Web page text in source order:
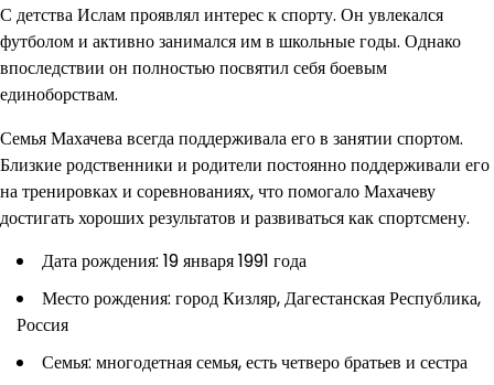
С детства Ислам проявлял интерес к спорту. Он увлекался
футболом и активно занимался им в школьные годы. Однако
впоследствии он полностью посвятил себя боевым
единоборствам.
Семья Махачева всегда поддерживала его в занятии спортом.
Близкие родственники и родители постоянно поддерживали его
на тренировках и соревнованиях, что помогало Махачеву
достигать хороших результатов и развиваться как спортсмену.
Дата рождения: 19 января 1991 года
Место рождения: город Кизляр, Дагестанская Республика,
Россия
Семья: многодетная семья, есть четверо братьев и сестра